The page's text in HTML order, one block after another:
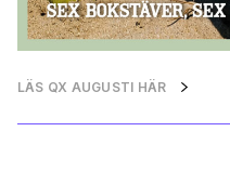
LÄS QX AUGUSTI HÄR